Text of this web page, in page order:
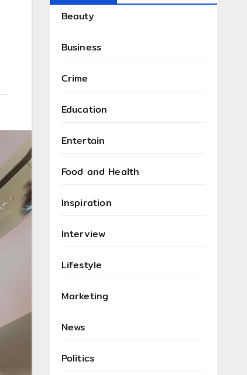
Beauty
Business
Crime
Education
Entertain
Food and Health
Inspiration
Interview
Lifestyle
Marketing
News
Politics